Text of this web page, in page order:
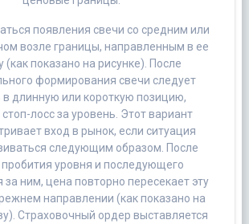
появления свечи со средним или
возле границы, направленным в ее
(как показано на рисунке). После
формирования свечи следует
в длинную или короткую позицию,
лосс за уровень. Этот вариант
вход в рынок, если ситуация
следующим образом. После
пробития уровня и последующего
за ним, цена повторно пересекает эту
направлении (как показано на
Страховочный ордер выставляется